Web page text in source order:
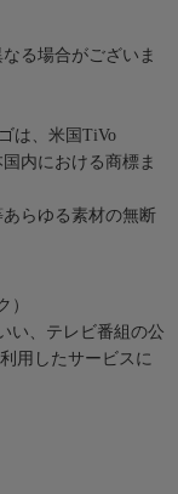
る場合がございま
は、米国TiVo
内における商標ま
らゆる素材の無断
）
い、テレビ番組の公
用したサービスに